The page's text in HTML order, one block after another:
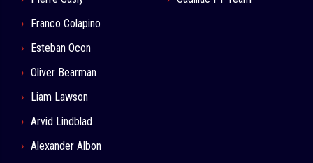
Franco Colapino
Esteban Ocon
Oliver Bearman
Liam Lawson
Arvid Lindblad
Alexander Albon